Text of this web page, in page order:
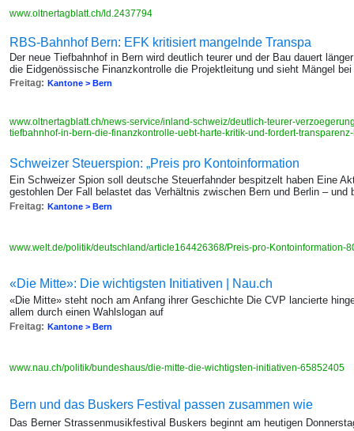
www.oltnertagblatt.ch/ld.2437794
RBS-Bahnhof Bern: EFK kritisiert mangelnde Transpa
Der neue Tiefbahnhof in Bern wird deutlich teurer und der Bau dauert
die Eidgenössische Finanzkontrolle die Projektleitung und sieht Mängel
Freitag: Kantone > Bern
www.oltnertagblatt.ch/news-service/inland-schweiz/deutlich-teurer-
tiefbahnhof-in-bern-die-finanzkontrolle-uebt-harte-kritik-und-fordert-
Schweizer Steuerspion: „Preis pro Kontoinformation
Ein Schweizer Spion soll deutsche Steuerfahnder bespitzelt haben Eine
gestohlen Der Fall belastet das Verhältnis zwischen Bern und Berlin – und
Freitag: Kantone > Bern
www.welt.de/politik/deutschland/article164426368/Preis-pro-Kontoinformation-
«Die Mitte»: Die wichtigsten Initiativen | Nau.ch
«Die Mitte» steht noch am Anfang ihrer Geschichte Die CVP lancierte
allem durch einen Wahlslogan auf
Freitag: Kantone > Bern
www.nau.ch/politik/bundeshaus/die-mitte-die-wichtigsten-initiativen-65852405
Bern und das Buskers Festival passen zusammen wie
Das Berner Strassenmusikfestival Buskers beginnt am heutigen